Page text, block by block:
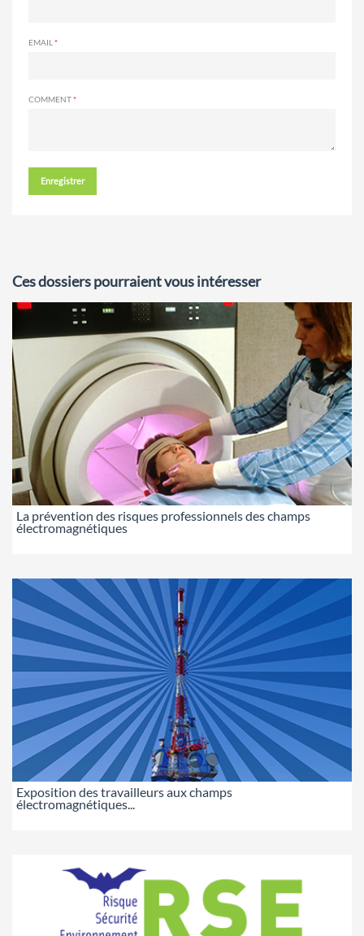
EMAIL
COMMENT
Enregistrer
Ces dossiers pourraient vous intéresser
La prévention des risques professionnels des champs
électromagnétiques
Exposition des travailleurs aux champs
électromagnétiques...